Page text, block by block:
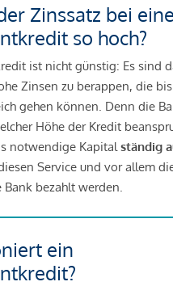
Zinssatz bei
so hoch?
ist nicht günstig: Es sind
Zinsen zu berappen, die
gehen können. Denn die
Höhe der Kredit
notwendige Kapital ständig
diesen Service und vor allem
bezahlt werden.
ein